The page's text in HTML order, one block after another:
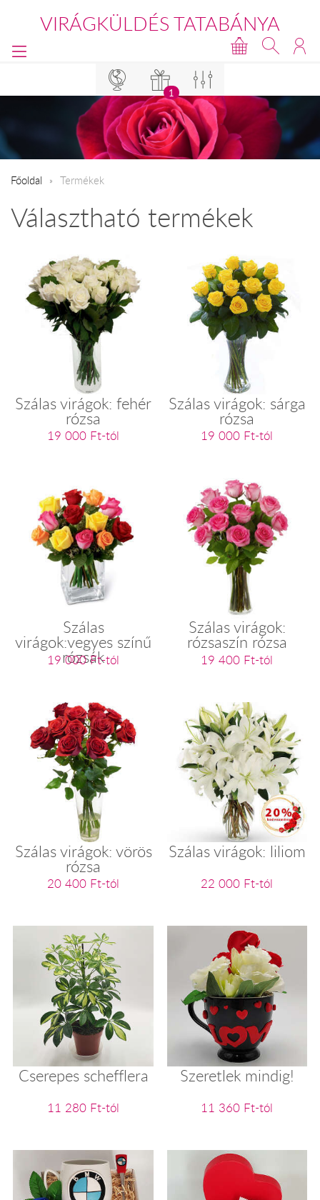
VIRÁGKÜLDÉS TATABÁNYA
1
Főoldal Termékek
Választható termékek
Szálas virágok: fehér
rózsa
19 000 Ft-tól
Szálas virágok: sárga
rózsa
19 000 Ft-tól
Szálas
virágok:vegyes színű
rózsák
19 000 Ft-tól
Szálas virágok:
rózsaszín rózsa
19 400 Ft-tól
Szálas virágok: vörös
rózsa
20 400 Ft-tól
Szálas virágok: liliom
22 000 Ft-tól
Cserepes schefflera
11 280 Ft-tól
Szeretlek mindig!
11 360 Ft-tól